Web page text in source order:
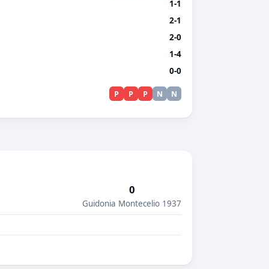
1-1
2-1
2-0
1-4
0-0
P P P N N
0
Guidonia Montecelio 1937